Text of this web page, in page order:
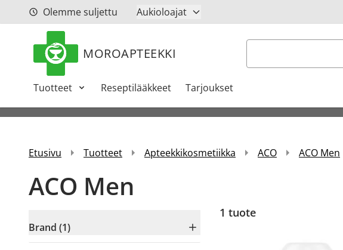
Siirry sisältöönOlemme suljettu Aukioloajat
MOROAPTEEKKI Haku
Tuotteet Reseptilääkkeet Tarjoukset
Etusivu Tuotteet Apteekkikosmetiikka ACO ACO Men
ACO Men
Brand (1)
1 tuote